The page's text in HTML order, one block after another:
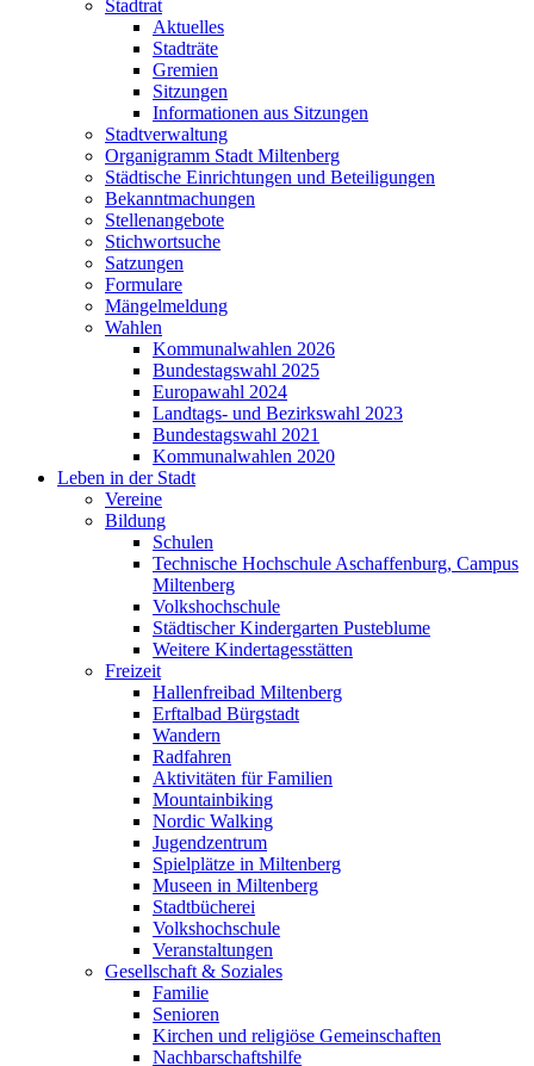
Stadtrat
Aktuelles
Stadträte
Gremien
Sitzungen
Informationen aus Sitzungen
Stadtverwaltung
Organigramm Stadt Miltenberg
Städtische Einrichtungen und Beteiligungen
Bekanntmachungen
Stellenangebote
Stichwortsuche
Satzungen
Formulare
Mängelmeldung
Wahlen
Kommunalwahlen 2026
Bundestagswahl 2025
Europawahl 2024
Landtags- und Bezirkswahl 2023
Bundestagswahl 2021
Kommunalwahlen 2020
Leben in der Stadt
Vereine
Bildung
Schulen
Technische Hochschule Aschaffenburg, Campus
Miltenberg
Volkshochschule
Städtischer Kindergarten Pusteblume
Weitere Kindertagesstätten
Freizeit
Hallenfreibad Miltenberg
Erftalbad Bürgstadt
Wandern
Radfahren
Aktivitäten für Familien
Mountainbiking
Nordic Walking
Jugendzentrum
Spielplätze in Miltenberg
Museen in Miltenberg
Stadtbücherei
Volkshochschule
Veranstaltungen
Gesellschaft & Soziales
Familie
Senioren
Kirchen und religiöse Gemeinschaften
Nachbarschaftshilfe